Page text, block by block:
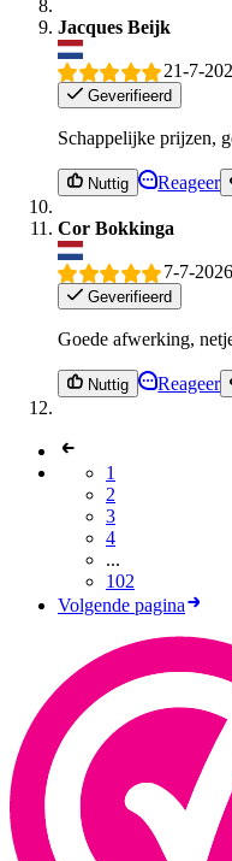
Jacques Beijk
21-7-
Geverifieerd
Schappelijke prijzen,
Nuttig Reageer
Cor Bokkinga
7-7-2026
Geverifieerd
Goede afwerking,
Nuttig Reageer
1
2
3
4
...
102
Volgende pagina